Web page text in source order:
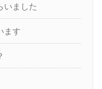
いました
ます